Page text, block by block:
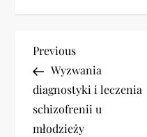
N
a
w
Previous
Post
Previous
Wyzwania
diagnostyki i leczenia
schizofrenii u
młodzieży